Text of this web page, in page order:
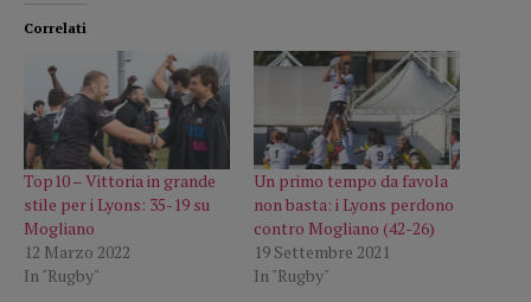
Correlati
Top10 – Vittoria in grande
stile per i Lyons: 35-19 su
Mogliano
12 Marzo 2022
In "Rugby"
Un primo tempo da favola
non basta: i Lyons perdono
contro Mogliano (42-26)
19 Settembre 2021
In "Rugby"